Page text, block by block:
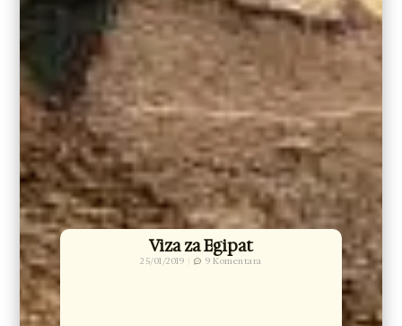
Viza za Egipat
25/01/2019 9 Komentara